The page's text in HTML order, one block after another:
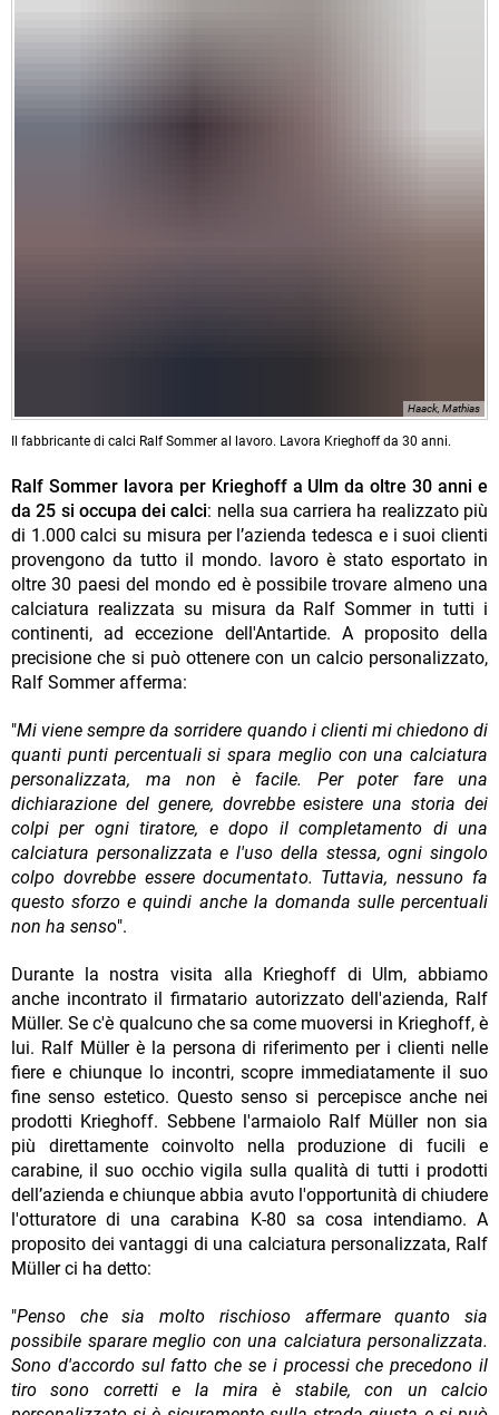
Haack, Mathias
Il fabbricante di calci Ralf Sommer al lavoro. Lavora Krieghoff da 30 anni.
Ralf Sommer lavora per Krieghoff a Ulm da oltre 30 anni e
da 25 si occupa dei calci: nella sua carriera ha realizzato più
di 1.000 calci su misura per l’azienda tedesca e i suoi clienti
provengono da tutto il mondo. lavoro è stato esportato in
oltre 30 paesi del mondo ed è possibile trovare almeno una
calciatura realizzata su misura da Ralf Sommer in tutti i
continenti, ad eccezione dell'Antartide. A proposito della
precisione che si può ottenere con un calcio personalizzato,
Ralf Sommer afferma:
"Mi viene sempre da sorridere quando i clienti mi chiedono di
quanti punti percentuali si spara meglio con una calciatura
personalizzata, ma non è facile. Per poter fare una
dichiarazione del genere, dovrebbe esistere una storia dei
colpi per ogni tiratore, e dopo il completamento di una
calciatura personalizzata e l'uso della stessa, ogni singolo
colpo dovrebbe essere documentato. Tuttavia, nessuno fa
questo sforzo e quindi anche la domanda sulle percentuali
non ha senso".
Durante la nostra visita alla Krieghoff di Ulm, abbiamo
anche incontrato il firmatario autorizzato dell'azienda, Ralf
Müller. Se c'è qualcuno che sa come muoversi in Krieghoff, è
lui. Ralf Müller è la persona di riferimento per i clienti nelle
fiere e chiunque lo incontri, scopre immediatamente il suo
fine senso estetico. Questo senso si percepisce anche nei
prodotti Krieghoff. Sebbene l'armaiolo Ralf Müller non sia
più direttamente coinvolto nella produzione di fucili e
carabine, il suo occhio vigila sulla qualità di tutti i prodotti
dell’azienda e chiunque abbia avuto l'opportunità di chiudere
l'otturatore di una carabina K-80 sa cosa intendiamo. A
proposito dei vantaggi di una calciatura personalizzata, Ralf
Müller ci ha detto:
"Penso che sia molto rischioso affermare quanto sia
possibile sparare meglio con una calciatura personalizzata.
Sono d'accordo sul fatto che se i processi che precedono il
tiro sono corretti e la mira è stabile, con un calcio